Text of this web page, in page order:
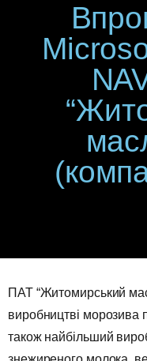
ПАТ “Житомирський
виробництві морозива
також найбільший